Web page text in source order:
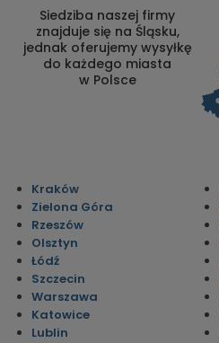
Siedziba naszej firmy
znajduje się na Śląsku,
jednak oferujemy wysyłkę
do każdego miasta
w Polsce
Kraków
Zielona Góra
Rzeszów
Olsztyn
Łódź
Szczecin
Warszawa
Katowice
Lublin